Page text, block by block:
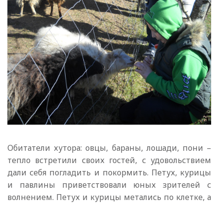
Обитатели хутора: овцы, бараны, лошади, пони –
тепло встретили своих гостей, с удовольствием
дали себя погладить и покормить. Петух, курицы
и павлины приветствовали юных зрителей с
волнением. Петух и курицы метались по клетке, а